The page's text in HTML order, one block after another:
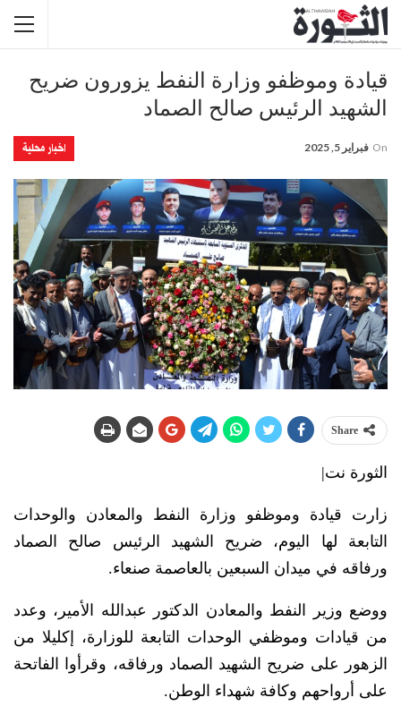
قيادة وموظفو وزارة النفط يزورون ضريح
الشهيد الرئيس صالح الصماد
اخبار محلية On فبراير 5, 2025
Share
الثورة نت|
زارت قيادة وموظفو وزارة النفط والمعادن والوحدات
التابعة لها اليوم، ضريح الشهيد الرئيس صالح الصماد
ورفاقه في ميدان السبعين بالعاصمة صنعاء.
ووضع وزير النفط والمعادن الدكتور عبدالله الأمير، وعدد
من قيادات وموظفي الوحدات التابعة للوزارة، إكليلا من
الزهور على ضريح الشهيد الصماد ورفاقه، وقرأوا الفاتحة
على أرواحهم وكافة شهداء الوطن.